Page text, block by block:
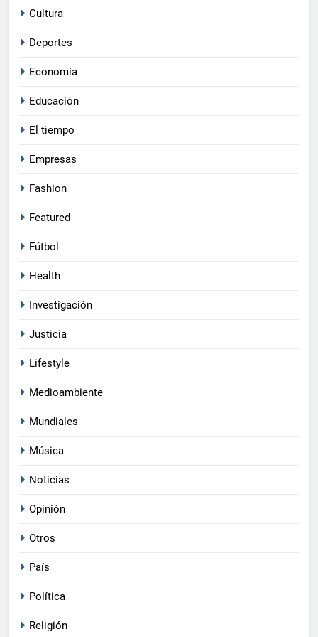
Cultura
Deportes
Economía
Educación
El tiempo
Empresas
Fashion
Featured
Fútbol
Health
Investigación
Justicia
Lifestyle
Medioambiente
Mundiales
Música
Noticias
Opinión
Otros
País
Política
Religión